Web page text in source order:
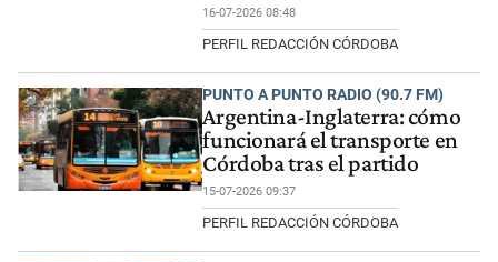
16-07-2026 08:48
PERFIL REDACCIÓN CÓRDOBA
PUNTO A PUNTO RADIO (90.7 FM)
Argentina-Inglaterra: cómo
funcionará el transporte en
Córdoba tras el partido
15-07-2026 09:37
PERFIL REDACCIÓN CÓRDOBA